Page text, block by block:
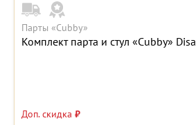
Парты «Cubby»
Комплект парта и стул «Cubby» Disa
Доп. скидка ₽